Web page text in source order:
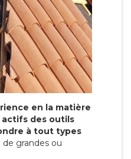
en la matière
des outils
à tout types
de grandes ou